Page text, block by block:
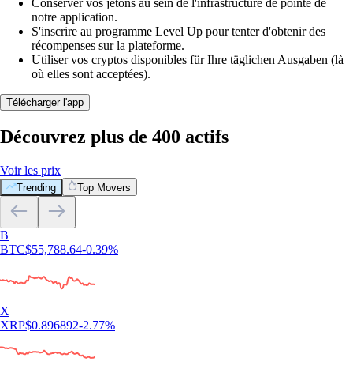
Conserver vos jetons au sein de l'infrastructure de pointe de
notre application.
S'inscrire au programme Level Up pour tenter d'obtenir des
récompenses sur la plateforme.
Utiliser vos cryptos disponibles für Ihre täglichen Ausgaben (là
où elles sont acceptées).
Télécharger l'app
Découvrez plus de 400 actifs
Voir les prix
Trending Top Movers
B
BTC$55,788.64-0.39%
X
XRP$0.896892-2.77%